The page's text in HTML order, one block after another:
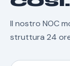
Il nostro NOC
struttura 24